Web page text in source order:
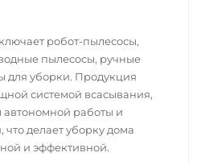
робот-пылесосы,
пылесосы, ручные
для уборки. Продукция
системой всасывания,
работы и
что делает уборку дома
и эффективной.